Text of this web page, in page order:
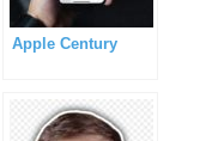
Apple Century